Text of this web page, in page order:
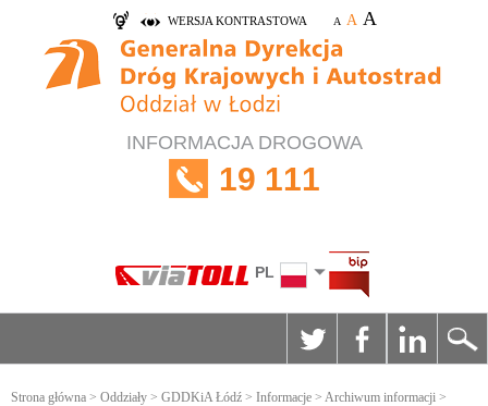
WERSJA KONTRASTOWA A A A
INFORMACJA DROGOWA
19 111
PL
Strona główna > Oddziały > GDDKiA Łódź > Informacje > Archiwum informacji >